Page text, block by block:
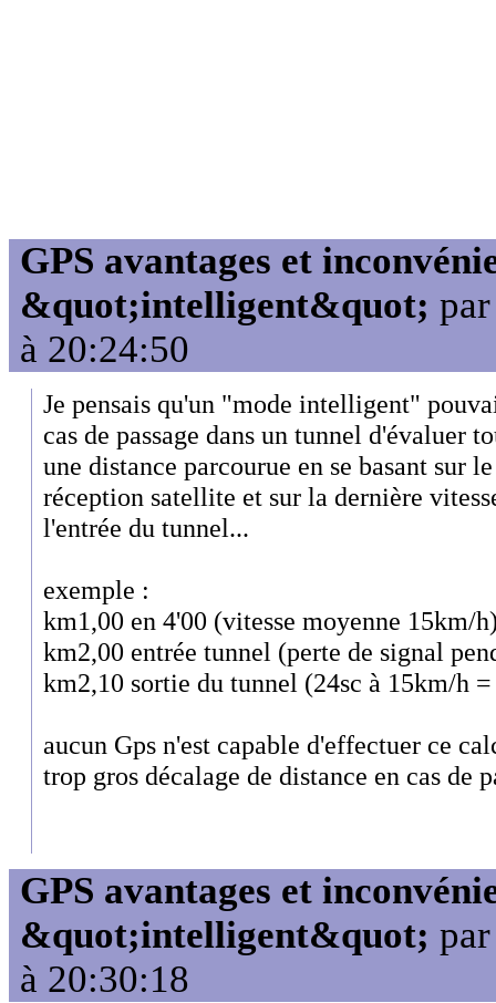
GPS avantages et
&quot;intelligent&quot;
à 20:24:50
Je pensais qu'un "mode intelligent"
cas de passage dans un tunnel d'évaluer
une distance parcourue en se basant sur
réception satellite et sur la dernière
l'entrée du tunnel...
exemple :
km1,00 en 4'00 (vitesse moyenne 15km/
km2,00 entrée tunnel (perte de signal
km2,10 sortie du tunnel (24sc à 15km/h
aucun Gps n'est capable d'effectuer ce
trop gros décalage de distance en cas de
GPS avantages et
&quot;intelligent&quot;
à 20:30:18